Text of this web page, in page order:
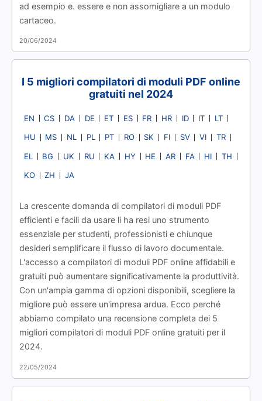
ad esempio e. essere e non assomigliare a un modulo
cartaceo.
20/06/2024
I 5 migliori compilatori di moduli PDF online
gratuiti nel 2024
EN CS DA DE ET ES FR HR ID IT LT
HU MS NL PL PT RO SK FI SV VI TR
EL BG UK RU KA HY HE AR FA HI TH
KO ZH JA
La crescente domanda di compilatori di moduli PDF
efficienti e facili da usare li ha resi uno strumento
essenziale per studenti, professionisti e chiunque
desideri semplificare il flusso di lavoro documentale.
L'accesso a compilatori di moduli PDF online affidabili e
gratuiti può aumentare significativamente la produttività.
Con un'ampia gamma di opzioni disponibili, scegliere la
migliore può essere un'impresa ardua. Ecco perché
abbiamo compilato una recensione completa dei 5
migliori compilatori di moduli PDF online gratuiti per il
2024.
22/05/2024